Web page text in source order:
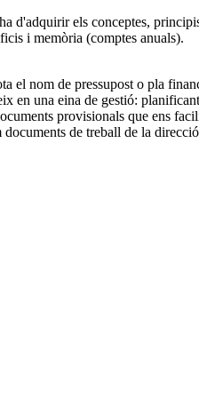
d'adquirir els conceptes,
i memòria (comptes anuals).
el nom de pressupost o pla
en una eina de gestió:
provisionals que ens
de treball de la